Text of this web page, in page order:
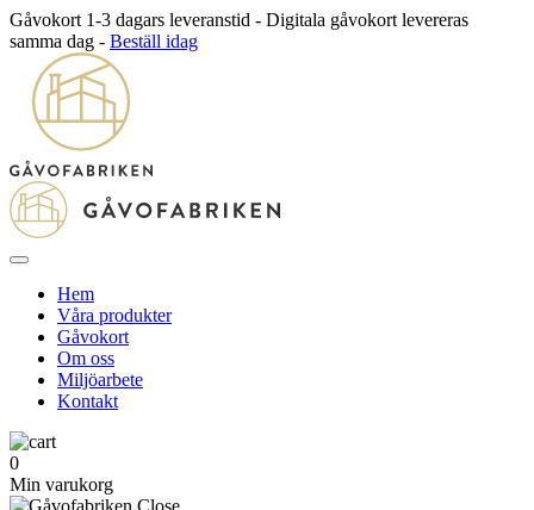
Gåvokort 1-3 dagars leveranstid - Digitala gåvokort levereras
samma dag - Beställ idag
Hem
Våra produkter
Gåvokort
Om oss
Miljöarbete
Kontakt
0
Min varukorg